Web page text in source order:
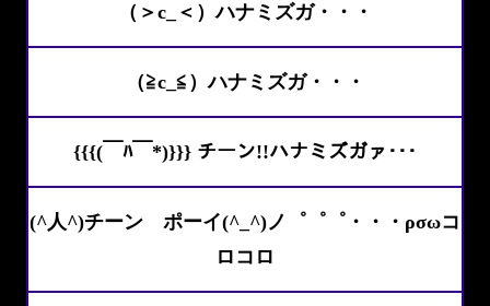
（＞c_＜）ハナミズガ・・・
（≧c_≦）ハナミズガ・・・
{{{(￣ﾊ￣*)}}} チーン!!ハナミズガァ･･･
(^人^)チーン ポーイ(^_^)ノ゜゜゜・・・ρσωコ
ロコロ